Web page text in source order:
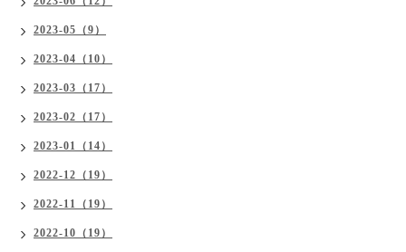
2023-05（9）
2023-04（10）
2023-03（17）
2023-02（17）
2023-01（14）
2022-12（19）
2022-11（19）
2022-10（19）